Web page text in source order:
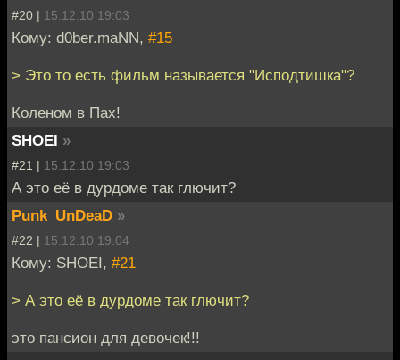
#20 | 15.12.10 19:03
Кому: d0ber.maNN, #15
> Это то есть фильм называется "Исподтишка"?
Коленом в Пах!
SHOEI »
#21 | 15.12.10 19:03
А это её в дурдоме так глючит?
Punk_UnDeaD »
#22 | 15.12.10 19:04
Кому: SHOEI, #21
> А это её в дурдоме так глючит?
это пансион для девочек!!!